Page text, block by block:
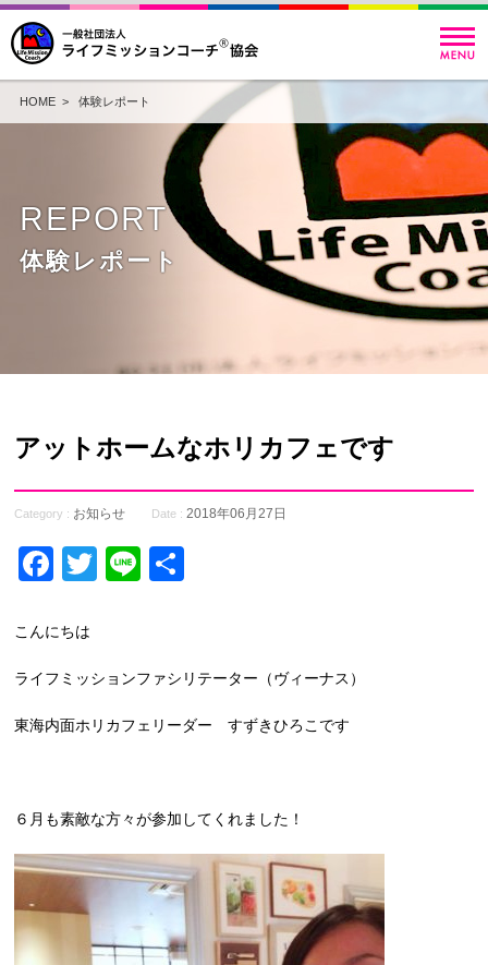
HOME> 体験レポート
REPORT
体験レポート
アットホームなホリカフェです
Category : お知らせ Date : 2018年06月27日
Facebook
Twitter
Line
こんにちは
ライフミッションファシリテーター（ヴィーナス）
東海内面ホリカフェリーダー すずきひろこです
６月も素敵な方々が参加してくれました！